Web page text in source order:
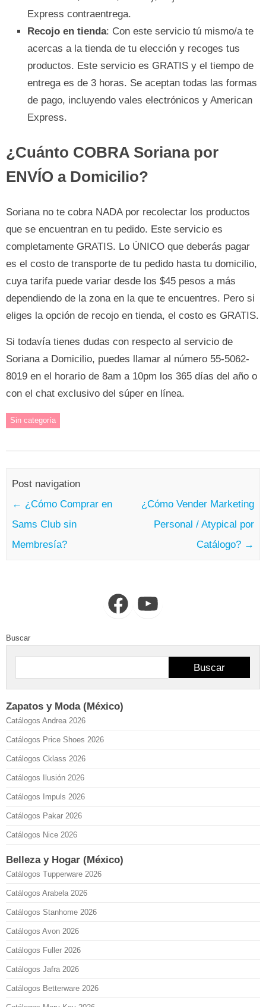
Express contraentrega.
Recojo en tienda: Con este servicio tú mismo/a te
acercas a la tienda de tu elección y recoges tus
productos. Este servicio es GRATIS y el tiempo de
entrega es de 3 horas. Se aceptan todas las formas
de pago, incluyendo vales electrónicos y American
Express.
¿Cuánto COBRA Soriana por
ENVÍO a Domicilio?
Soriana no te cobra NADA por recolectar los productos
que se encuentran en tu pedido. Este servicio es
completamente GRATIS. Lo ÚNICO que deberás pagar
es el costo de transporte de tu pedido hasta tu domicilio,
cuya tarifa puede variar desde los $45 pesos a más
dependiendo de la zona en la que te encuentres. Pero si
eliges la opción de recojo en tienda, el costo es GRATIS.
Si todavía tienes dudas con respecto al servicio de
Soriana a Domicilio, puedes llamar al número 55-5062-
8019 en el horario de 8am a 10pm los 365 días del año o
con el chat exclusivo del súper en línea.
Sin categoría
Post navigation
← ¿Cómo Comprar en
Sams Club sin
Membresía?
¿Cómo Vender Marketing
Personal / Atypical por
Catálogo? →
FacebookYouTube
Buscar
Buscar
Zapatos y Moda (México)
Catálogos Andrea 2026
Catálogos Price Shoes 2026
Catálogos Cklass 2026
Catálogos Ilusión 2026
Catálogos Impuls 2026
Catálogos Pakar 2026
Catálogos Nice 2026
Belleza y Hogar (México)
Catálogos Tupperware 2026
Catálogos Arabela 2026
Catálogos Stanhome 2026
Catálogos Avon 2026
Catálogos Fuller 2026
Catálogos Jafra 2026
Catálogos Betterware 2026